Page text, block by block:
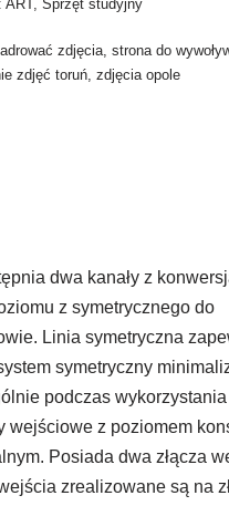
ART,Sprzęt studyjny
zdjęcia,strona do
zdjęć toruń,zdjęcia opole
dwa kanały z
z symetrycznego do
Linia symetryczna
symetryczny
podczas wykorzystania
wejściowe z poziomem
Posiada dwa złącza
zrealizowane są na